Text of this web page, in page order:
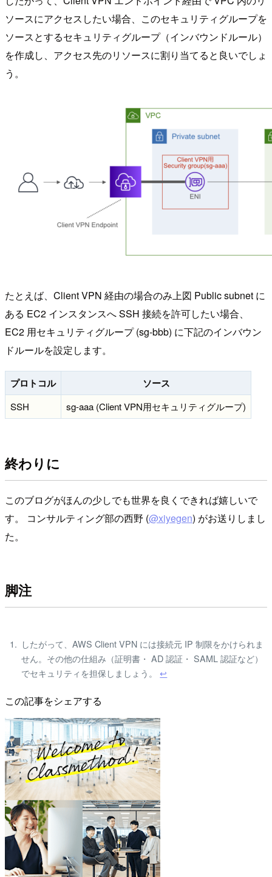
ソースにアクセスしたい場合、このセキュリティグループを
ソースとするセキュリティグループ（インバウンドルール）
を作成し、アクセス先のリソースに割り当てると良いでしょ
う。
たとえば、Client VPN 経由の場合のみ上図 Public subnet に
ある EC2 インスタンスへ SSH 接続を許可したい場合、
EC2 用セキュリティグループ (sg-bbb) に下記のインバウン
ドルールを設定します。
プロトコル ソース
SSH sg-aaa (Client VPN用セキュリティグループ)
終わりに
このブログがほんの少しでも世界を良くできれば嬉しいで
す。 コンサルティング部の西野 (@xiyegen) がお送りしまし
た。
脚注
したがって、AWS Client VPN には接続元 IP 制限をかけられま
せん。その他の仕組み（証明書・ AD 認証・ SAML 認証など）
でセキュリティを担保しましょう。↩
この記事をシェアする